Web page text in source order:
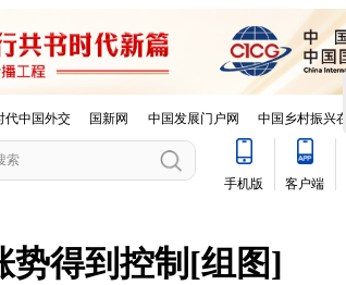
势得到控制[组图]